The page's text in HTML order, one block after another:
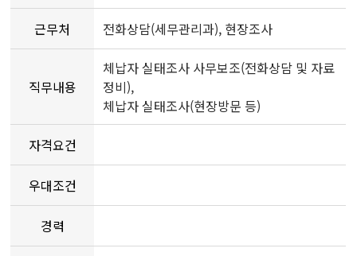
근무처 전화상담(세무관리과), 현장조사
직무내용
체납자 실태조사 사무보조(전화상담 및 자료
정비),
체납자 실태조사(현장방문 등)
자격요건
우대조건
경력